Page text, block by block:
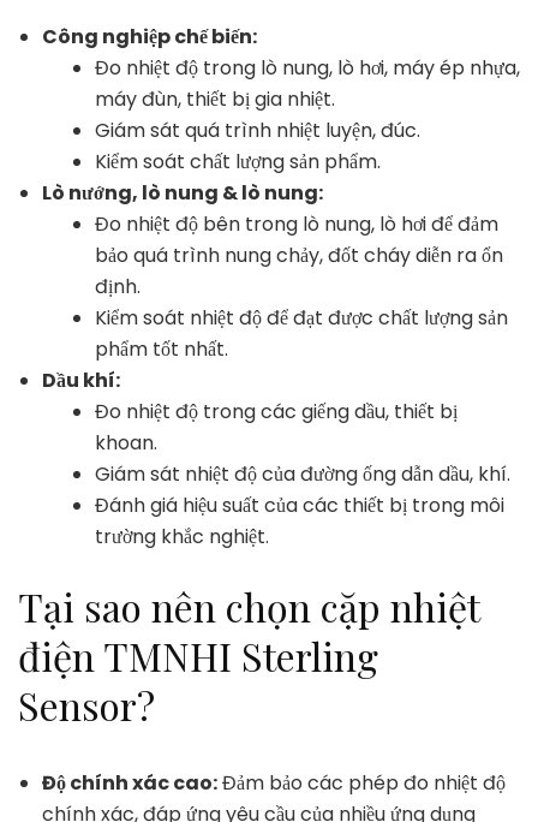
Công nghiệp chế biến:
Đo nhiệt độ trong lò nung, lò hơi, máy ép nhựa,
máy đùn, thiết bị gia nhiệt.
Giám sát quá trình nhiệt luyện, đúc.
Kiểm soát chất lượng sản phẩm.
Lò nướng, lò nung & lò nung:
Đo nhiệt độ bên trong lò nung, lò hơi để đảm
bảo quá trình nung chảy, đốt cháy diễn ra ổn
định.
Kiểm soát nhiệt độ để đạt được chất lượng sản
phẩm tốt nhất.
Dầu khí:
Đo nhiệt độ trong các giếng dầu, thiết bị
khoan.
Giám sát nhiệt độ của đường ống dẫn dầu, khí.
Đánh giá hiệu suất của các thiết bị trong môi
trường khắc nghiệt.
Tại sao nên chọn cặp nhiệt
điện TMNHI Sterling
Sensor?
Độ chính xác cao:Đảm bảo các phép đo nhiệt độ
chính xác, đáp ứng yêu cầu của nhiều ứng dụng